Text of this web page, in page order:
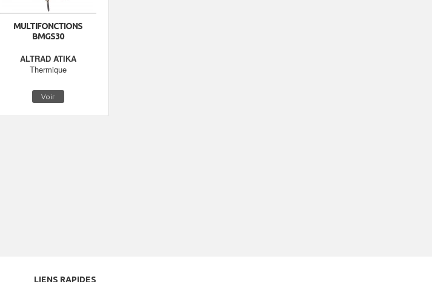
MULTIFONCTIONS
BMGS30
ALTRAD ATIKA
Thermique
Voir
LIENS RAPIDES